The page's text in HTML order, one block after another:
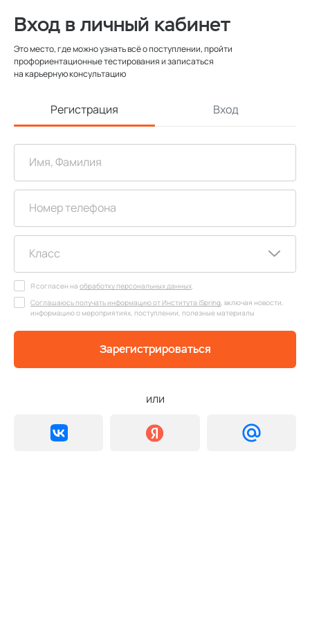
Вход в личный кабинет
Это место, где можно узнать всё о поступлении, пройти
профориентационные тестирования и записаться
на карьерную консультацию
Регистрация Вход
Я согласен на обработку персональных данных.
Соглашаюсь получать информацию от Института iSpring, включая новости,
информацию о мероприятиях, поступлении, полезные материалы
Зарегистрироваться
или